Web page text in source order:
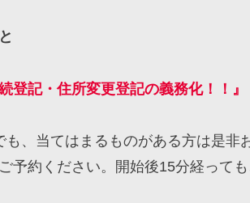
続登記・住所変更登記の義務化！！』
も、当てはまるものがある方は是非
予約ください。開始後15分経って